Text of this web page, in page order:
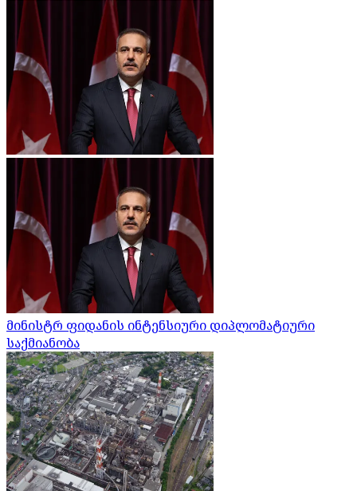
მინისტრ ფიდანის ინტენსიური დიპლომატიური
საქმიანობა